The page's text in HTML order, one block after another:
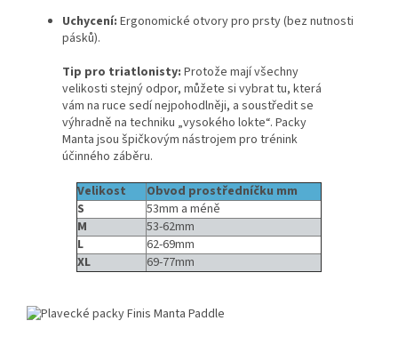
Uchycení: Ergonomické otvory pro prsty (bez nutnosti
pásků).
Tip pro triatlonisty: Protože mají všechny
velikosti stejný odpor, můžete si vybrat tu, která
vám na ruce sedí nejpohodlněji, a soustředit se
výhradně na techniku „vysokého lokte“. Packy
Manta jsou špičkovým nástrojem pro trénink
účinného záběru.
Velikost
Obvod prostředníčku mm
S
53mm a méně
M
53-62mm
L
62-69mm
XL
69-77mm
Powered by chaterimo